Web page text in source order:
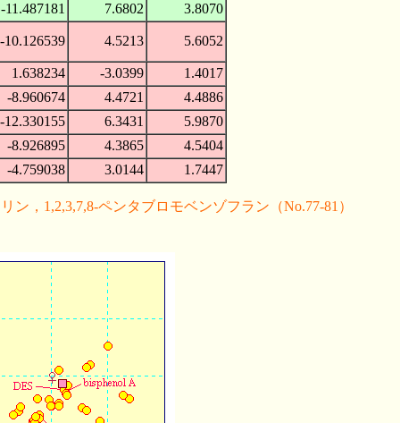
-11.487181 7.6802
3.8070
-10.126539 4.5213 5.6052
1.638234 -3.0399
1.4017
-8.960674 4.4721
4.4886
-12.330155 6.3431
5.9870
-8.926895 4.3865
4.5404
-4.759038 3.0144 1.7447
，1,2,3,7,8-ペンタブロモベンゾフラン（No.77-81）